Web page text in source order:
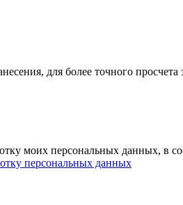
для более точного просчета
моих персональных данных,
персональных данных